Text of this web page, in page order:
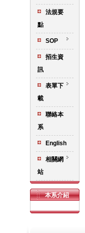
法規要
點
SOP
招生資
訊
表單下
載
聯絡本
系
English
相關網
站
本系介紹